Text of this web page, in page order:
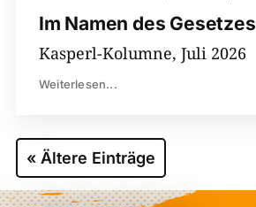
Im Namen des Gesetzes
Kasperl-Kolumne, Juli 2026
Weiterlesen...
« Ältere Einträge